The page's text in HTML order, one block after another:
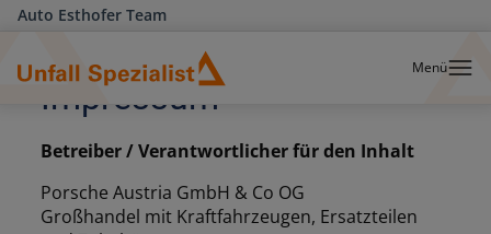
Auto Esthofer Team
Menü
Impressum
Betreiber / Verantwortlicher für den Inhalt
Porsche Austria GmbH & Co OG
Großhandel mit Kraftfahrzeugen, Ersatzteilen